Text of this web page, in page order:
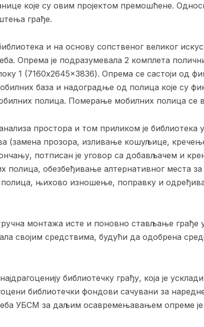
које су овим пројектом премошћене.
грађе.
и на основу сопственог великог
Опрема је подразумевала 2 комплета
1 (7160x2645x3836). Опрема се састоји од
база и надоградње од полица које су
полица. Померање мобилних полица се
простора и том приликом је библиотека
(замена прозора, изливање кошуљице,
потписан је уговор са добављачем и
полица, обезбеђивање алтернативног места
полица, њихово изношење, поправку и
монтажа исте и поновно стављање
својим средствима, будући да одобрена
библиотечку грађу, која је
библиотечки фондови сачувани за
УБСМ за даљим осавремењавањем опреме је